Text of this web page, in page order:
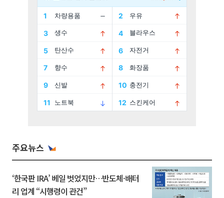
주요뉴스
‘한국판 IRA’ 베일 벗었지만…반도체·배터
리 업계 “시행령이 관건”